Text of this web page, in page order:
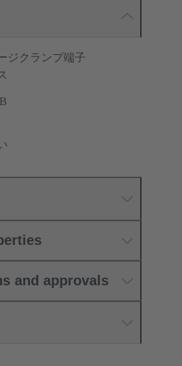
ジクランプ端子
and approvals